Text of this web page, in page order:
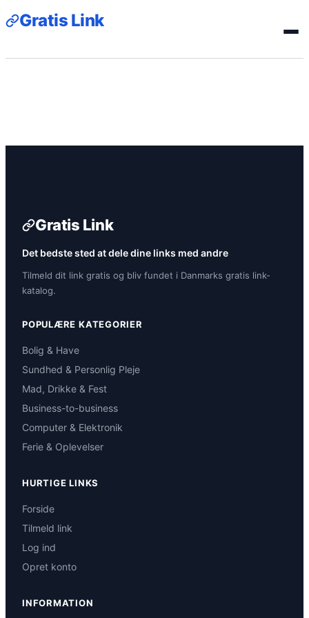
Gratis Link
Gratis Link
Det bedste sted at dele dine links med andre
Tilmeld dit link gratis og bliv fundet i Danmarks gratis link-
katalog.
POPULÆRE KATEGORIER
Bolig & Have
Sundhed & Personlig Pleje
Mad, Drikke & Fest
Business-to-business
Computer & Elektronik
Ferie & Oplevelser
HURTIGE LINKS
Forside
Tilmeld link
Log ind
Opret konto
INFORMATION